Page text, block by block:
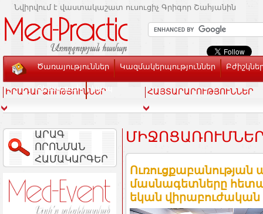
Նվիրվում է վաստակաշատ ուսուցիչ Գրիգոր Շահյանին
Ծառայություններ Կազմակերպություններ
Տեսասրահ Կապ
ԻՐԱԴԱՐՁՈՒԹՅՈՒՆՆԵՐ ՀԱՅՏԱՐԱՐՈՒԹՅՈՒՆՆԵՐ
ԱՐԱԳ
ՈՐՈՆՄԱՆ
ՀԱՄԱԿԱՐԳԵՐ
մասնագետները
եկան վիրաբուժական